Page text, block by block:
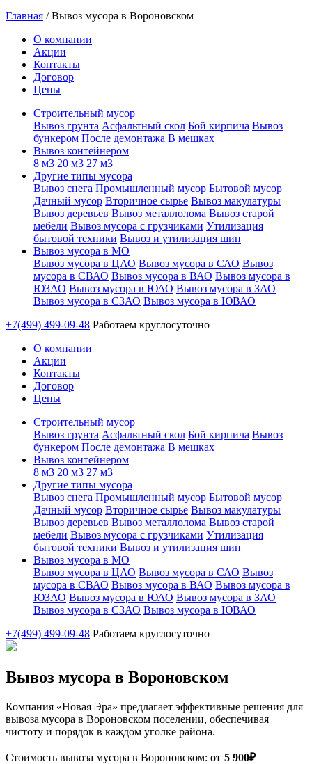
Главная /Вывоз мусора в Вороновском
О компании
Акции
Контакты
Договор
Цены
Строительный мусор
Вывоз грунта Асфальтный скол Бой кирпича Вывоз
бункером После демонтажа В мешках
Вывоз контейнером
8 м3 20 м3 27 м3
Другие типы мусора
Вывоз снега Промышленный мусор Бытовой мусор
Дачный мусор Вторичное сырье Вывоз макулатуры
Вывоз деревьев Вывоз металлолома Вывоз старой
мебели Вывоз мусора с грузчиками Утилизация
бытовой техники Вывоз и утилизация шин
Вывоз мусора в МО
Вывоз мусора в ЦАО Вывоз мусора в САО Вывоз
мусора в СВАО Вывоз мусора в ВАО Вывоз мусора в
ЮЗАО Вывоз мусора в ЮАО Вывоз мусора в ЗАО
Вывоз мусора в СЗАО Вывоз мусора в ЮВАО
+7(499) 499-09-48 Работаем круглосуточно
О компании
Акции
Контакты
Договор
Цены
Строительный мусор
Вывоз грунта Асфальтный скол Бой кирпича Вывоз
бункером После демонтажа В мешках
Вывоз контейнером
8 м3 20 м3 27 м3
Другие типы мусора
Вывоз снега Промышленный мусор Бытовой мусор
Дачный мусор Вторичное сырье Вывоз макулатуры
Вывоз деревьев Вывоз металлолома Вывоз старой
мебели Вывоз мусора с грузчиками Утилизация
бытовой техники Вывоз и утилизация шин
Вывоз мусора в МО
Вывоз мусора в ЦАО Вывоз мусора в САО Вывоз
мусора в СВАО Вывоз мусора в ВАО Вывоз мусора в
ЮЗАО Вывоз мусора в ЮАО Вывоз мусора в ЗАО
Вывоз мусора в СЗАО Вывоз мусора в ЮВАО
+7(499) 499-09-48 Работаем круглосуточно
Вывоз мусора в Вороновском
Компания «Новая Эра» предлагает эффективные решения для
вывоза мусора в Вороновском поселении, обеспечивая
чистоту и порядок в каждом уголке района.
Стоимость вывоза мусора в Вороновском: от 5 900₽